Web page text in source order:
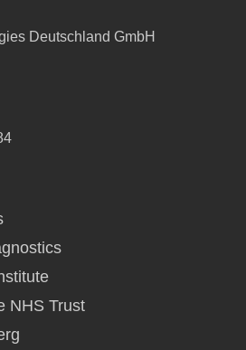
Deutschland GmbH
NHS Trust